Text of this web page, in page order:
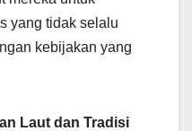
yang tidak selalu
kebijakan yang
Laut dan Tradisi